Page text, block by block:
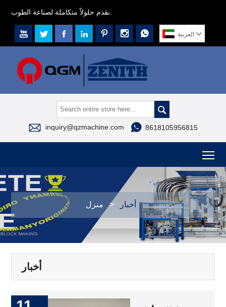
       العربية 

 inquiry@qzmachine.com  8618105956815
منزل > أخبار
أخبار